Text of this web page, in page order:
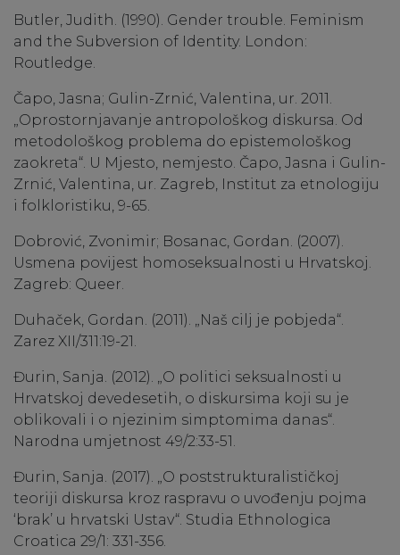
Butler, Judith. (1990). Gender trouble. Feminism
and the Subversion of Identity. London:
Routledge.
Čapo, Jasna; Gulin-Zrnić, Valentina, ur. 2011.
„Oprostornjavanje antropološkog diskursa. Od
metodološkog problema do epistemološkog
zaokreta“. U Mjesto, nemjesto. Čapo, Jasna i Gulin-
Zrnić, Valentina, ur. Zagreb, Institut za etnologiju
i folkloristiku, 9-65.
Dobrović, Zvonimir; Bosanac, Gordan. (2007).
Usmena povijest homoseksualnosti u Hrvatskoj.
Zagreb: Queer.
Duhaček, Gordan. (2011). „Naš cilj je pobjeda“.
Zarez XII/311:19-21.
Đurin, Sanja. (2012). „O politici seksualnosti u
Hrvatskoj devedesetih, o diskursima koji su je
oblikovali i o njezinim simptomima danas“.
Narodna umjetnost 49/2:33-51.
Đurin, Sanja. (2017). „O poststrukturalističkoj
teoriji diskursa kroz raspravu o uvođenju pojma
‘brak’ u hrvatski Ustav“. Studia Ethnologica
Croatica 29/1: 331-356.